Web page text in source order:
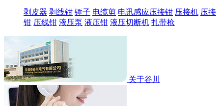
剥皮器 剥线钳 锤子 电缆剪 电讯感应压接钳 压接机 压接
钳 压线钳 液压泵 液压钳 液压切断机 扎带枪
关于谷川